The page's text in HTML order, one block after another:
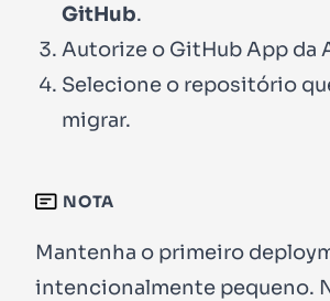
GitHub.
Autorize o GitHub App da
Selecione o repositório
migrar.
NOTA
Mantenha o primeiro
intencionalmente pequeno.